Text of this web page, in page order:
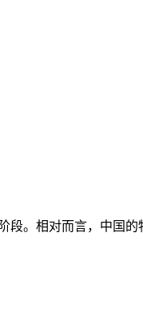
。相对而言，中国